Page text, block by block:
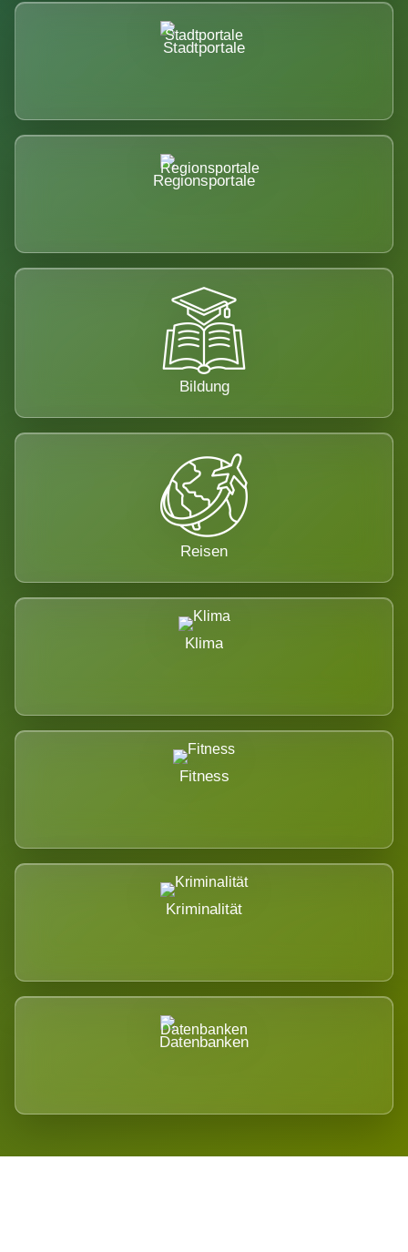
Stadtportale
Regionsportale
Bildung
Reisen
Klima
Fitness
Kriminalität
Datenbanken